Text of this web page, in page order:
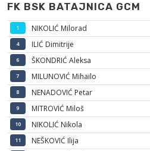
FK BSK BATAJNICA GCM
1 NIKOLIĆ Milorad
4 ILIĆ Dimitrije
6 ŠKONDRIĆ Aleksa
7 MILUNOVIĆ Mihailo
8 NENADOVIĆ Petar
9 MITROVIĆ Miloš
10 NIKOLIĆ Nikola
11 NEŠKOVIĆ Ilija